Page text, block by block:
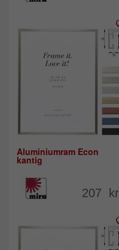
Aluminiumram Econ
kantig
207 kr